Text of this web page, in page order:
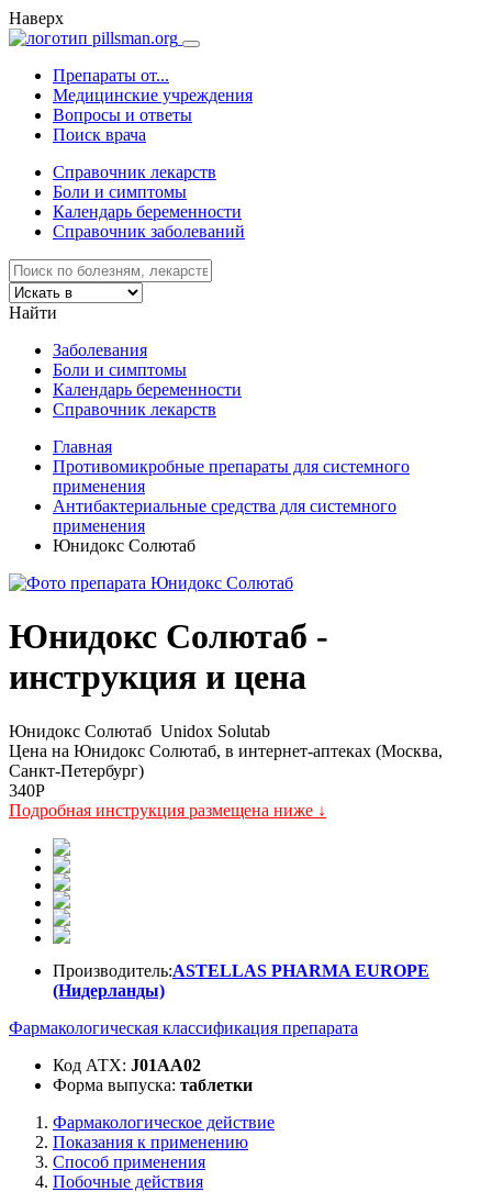
Наверх
Препараты от...
Медицинские учреждения
Вопросы и ответы
Поиск врача
Справочник лекарств
Боли и симптомы
Календарь беременности
Справочник заболеваний
Найти
Заболевания
Боли и симптомы
Календарь беременности
Справочник лекарств
Главная
Противомикробные препараты для системного
применения
Антибактериальные средства для системного
применения
Юнидокс Солютаб
Юнидокс Солютаб -
инструкция и цена
Юнидокс Солютаб Unidox Solutab
Цена на Юнидокс Солютаб, в интернет-аптеках (Москва,
Санкт-Петербург)
340P
Подробная инструкция размещена ниже ↓
Производитель:ASTELLAS PHARMA EUROPE
(Нидерланды)
Фармакологическая классификация препарата
Код АТХ: J01AA02
Форма выпуска: таблетки
Фармакологическое действие
Показания к применению
Способ применения
Побочные действия